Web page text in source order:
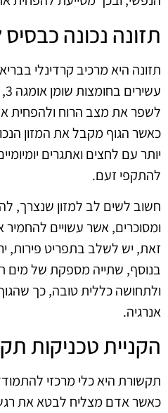
תזונה נכונה
תזונה היא מרכיב קרדינלי
לשפר את מצב הרוח ולהפחית
כאשר הגוף מקבל את המזון
יותר עם לחצים ואתגרים
להתקפי זעם.
חשוב לשים לב למזון שנצרך,
ומסוכרים, אשר עשויים
זאת, יש לשלב בתפריט פירות,
בנוסף, שתייה מספקת של מים
ולתחושה כללית טובה, כך
אנרגיה.
הקניית טכניקות
תקשורת היא כלי מרכזי
כאשר אדם מצליח לבטא את